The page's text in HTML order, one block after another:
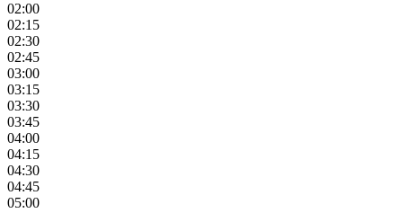
02:00
02:15
02:30
02:45
03:00
03:15
03:30
03:45
04:00
04:15
04:30
04:45
05:00